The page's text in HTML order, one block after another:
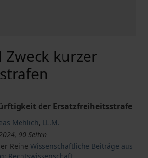
Zweck kurzer
der Ersatzfreiheitsstrafe
Mehlich, LL.M.
90 Seiten
Reihe Wissenschaftliche Beiträge aus
Rechtswissenschaft